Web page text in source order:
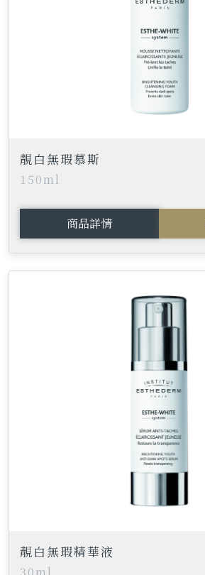
靚白無瑕慕斯
150ml
商品詳情
靚白無瑕精華液
30ml